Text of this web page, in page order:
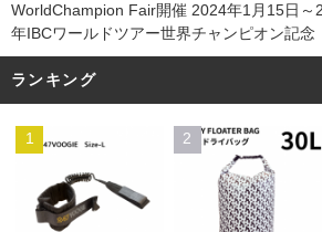
WorldChampion Fair開催 2024年1月15日～
年IBCワールドツアー世界チャンピオン記念
ランキング
1 2